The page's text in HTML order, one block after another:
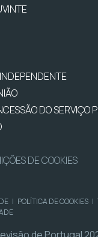
DO SERVIÇO
DE COOKIES
| POLÍTICA DE COOKIES |